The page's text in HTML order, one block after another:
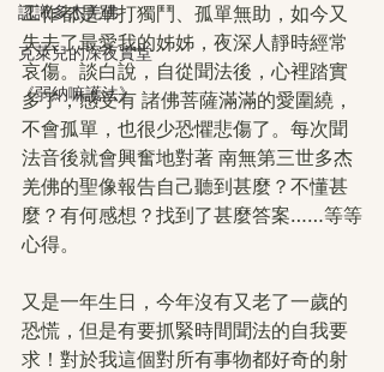
認識多杰羌佛
克萊兒的深夜實堂
《弱納嘛護法》
工作都是單打獨鬥、孤單無助，如今又
失去了最愛我的姊姊，夜深人靜時經常
哀傷。談白說，自從聞法後，心裡踏實
多了，感受有 諸佛菩薩滿滿的愛圍繞，
不會孤單，也很少恐懼悲傷了。每次聞
法音後就會興奮地對著 南無第三世多杰
羌佛的聖像報告自己聽到甚麼？不懂甚
麼？有何感想？找到了甚麼答案……等等
心得。
又是一年生日，今年沒有又老了一歲的
恐慌，但是有要抓緊時間聞法的自我要
求！對於我這個對所有事物都好奇的射